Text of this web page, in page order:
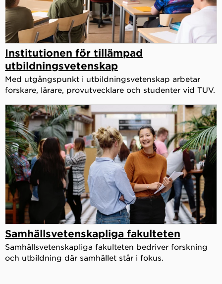
Institutionen för tillämpad
utbildningsvetenskap
Med utgångspunkt i utbildningsvetenskap arbetar
forskare, lärare, provutvecklare och studenter vid TUV.
Samhällsvetenskapliga fakulteten
Samhällsvetenskapliga fakulteten bedriver forskning
och utbildning där samhället står i fokus.